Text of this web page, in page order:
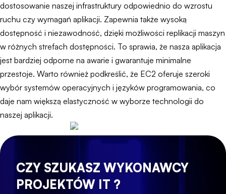
dostosowanie naszej infrastruktury odpowiednio do wzrostu
ruchu czy wymagań aplikacji. Zapewnia także wysoką
dostępność i niezawodność, dzięki możliwości replikacji maszyn
w różnych strefach dostępności. To sprawia, że nasza aplikacja
jest bardziej odporne na awarie i gwarantuje minimalne
przestoje. Warto również podkreślić, że EC2 oferuje szeroki
wybór systemów operacyjnych i języków programowania, co
daje nam większą elastyczność w wyborze technologii do
naszej aplikacji.
CZY SZUKASZ WYKONAWCY
PROJEKTÓW IT ?